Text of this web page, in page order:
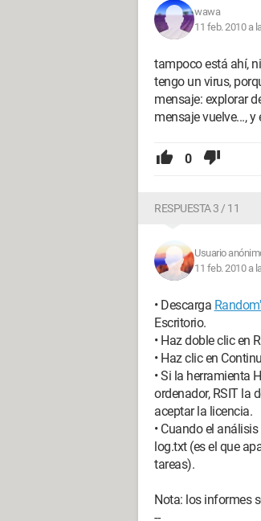
wawa
11 feb. 2010 a
tampoco está ahí,
tengo un virus,
mensaje: explorar
mensaje vuelve...,
0
RESPUESTA 3 / 11
Usuario
11 feb. 2010 a
• Descarga
Escritorio.
• Haz doble clic en
• Haz clic en
• Si la herramienta
ordenador, RSIT la
aceptar la licencia.
• Cuando el
log.txt (es el que
tareas).
Nota: los informes
--